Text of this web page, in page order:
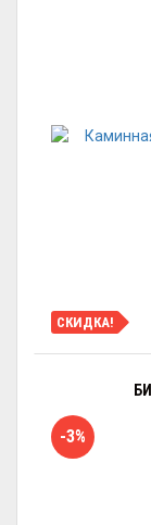
СКИДКА!
-3%